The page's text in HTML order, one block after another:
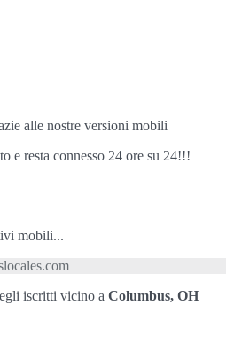
alle nostre versioni mobili
e resta connesso 24 ore su 24!!!
mobili...
iscritti vicino a Columbus, OH